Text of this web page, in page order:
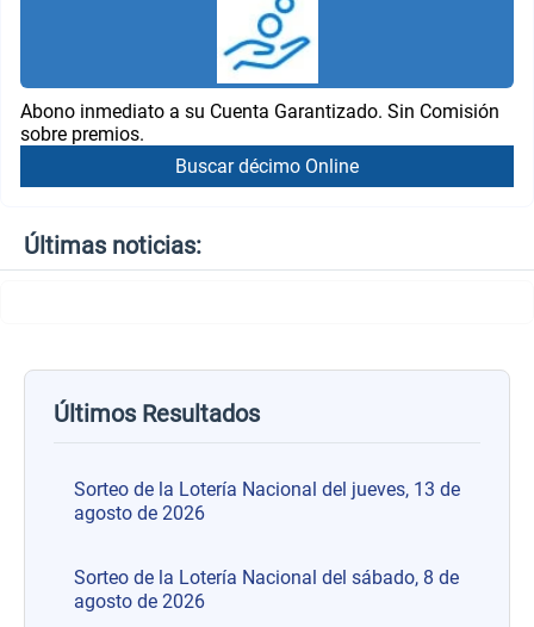
Abono inmediato a su Cuenta Garantizado. Sin Comisión
sobre premios.
Buscar décimo Online
Últimas noticias:
Últimos Resultados
Sorteo de la Lotería Nacional del jueves, 13 de
agosto de 2026
Sorteo de la Lotería Nacional del sábado, 8 de
agosto de 2026